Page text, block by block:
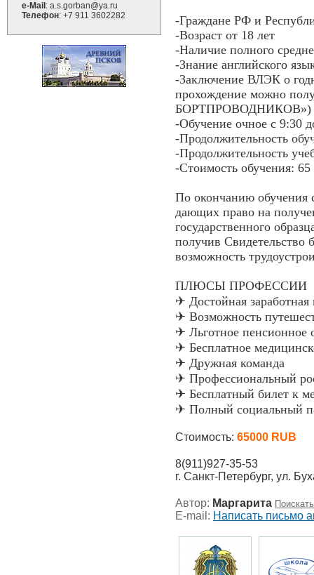
-Граждане РФ и
-Возраст от 18 лет
-Наличие полного
-Знание английского
-Заключение ВЛЭК о
прохождение можно
БОРТПРОВОДНИКОВ»)
-Обучение очное с 9:30
-Продолжительность
-Продолжительность
-Стоимость обучения:
По окончанию обучения
дающих право на
государственного
получив Свидетельство
возможность
ПЛЮСЫ ПРОФЕССИИ
✈ Достойная заработная
✈ Возможность
✈ Льготное пенсионное
✈ Бесплатное
✈ Дружная команда
✈ Профессиональный
✈ Бесплатный билет к
✈ Полный социальный
Стоимость: 65000 RUB
8(911)927-35-53
г. Санкт-Петербург, ул.
Автор: Маргарита
E-mail: Написать письмо
e-Mail : a.s.gorban@ya.ru
Телефон: +7 911 3602282